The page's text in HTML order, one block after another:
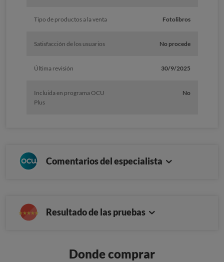
Tipo de productos a la venta Fotolibros
Satisfacción de los usuarios No procede
Última revisión 30/9/2025
Incluida en programa OCU
Plus
No
Comentarios del especialista
Resultado de las pruebas
Donde comprar